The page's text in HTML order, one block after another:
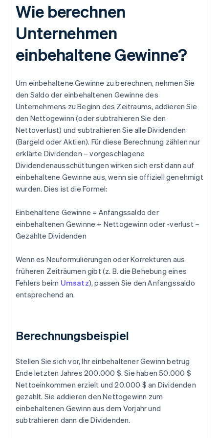
Wie berechnen
Unternehmen
einbehaltene Gewinne?
Um einbehaltene Gewinne zu berechnen, nehmen Sie
den Saldo der einbehaltenen Gewinne des
Unternehmens zu Beginn des Zeitraums, addieren Sie
den Nettogewinn (oder subtrahieren Sie den
Nettoverlust) und subtrahieren Sie alle Dividenden
(Bargeld oder Aktien). Für diese Berechnung zählen nur
erklärte Dividenden – vorgeschlagene
Dividendenausschüttungen wirken sich erst dann auf
einbehaltene Gewinne aus, wenn sie offiziell genehmigt
wurden. Dies ist die Formel:
Einbehaltene Gewinne = Anfangssaldo der
einbehaltenen Gewinne + Nettogewinn oder -verlust –
Gezahlte Dividenden
Wenn es Neuformulierungen oder Korrekturen aus
früheren Zeiträumen gibt (z. B. die Behebung eines
Fehlers beim Umsatz), passen Sie den Anfangssaldo
entsprechend an.
Berechnungsbeispiel
Stellen Sie sich vor, Ihr einbehaltener Gewinn betrug
Ende letzten Jahres 200.000 $. Sie haben 50.000 $
Nettoeinkommen erzielt und 20.000 $ an Dividenden
gezahlt. Sie addieren den Nettogewinn zum
einbehaltenen Gewinn aus dem Vorjahr und
subtrahieren dann die Dividenden.